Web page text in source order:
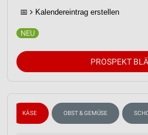
📅 Kalendereintrag erstellen
PROSPEKT
KÄSE OBST & GEMÜSE